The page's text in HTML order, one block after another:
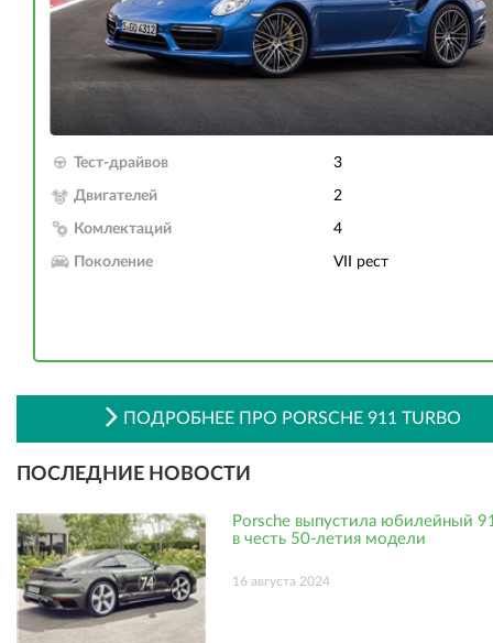
Тест-драйвов 3
Двигателей 2
Комлектаций 4
Поколение VII рест
ПОДРОБНЕЕ ПРО PORSCHE 911 TURBO
ПОСЛЕДНИЕ НОВОСТИ
Porsche выпустила юбилейный
в честь 50-летия модели
16 августа 2024